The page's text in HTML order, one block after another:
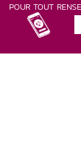
POUR TOUT